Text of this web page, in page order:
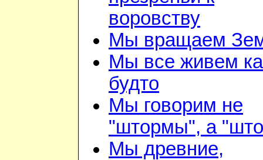
воровству
Мы вращаем
Мы все живем
будто
Мы говорим не
"штормы", а
Мы древние,